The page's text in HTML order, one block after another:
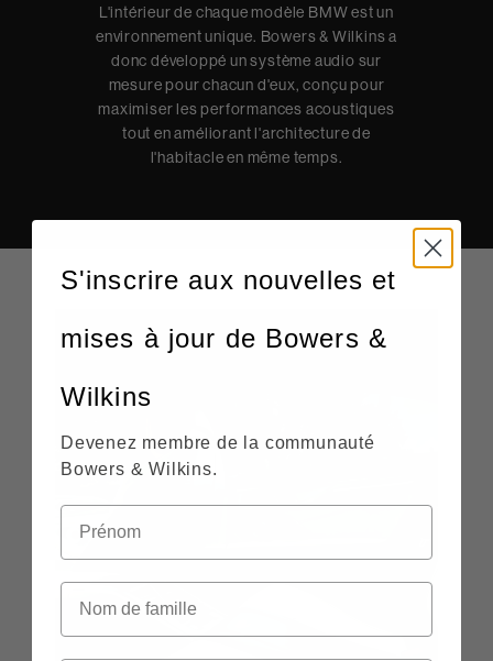
L'intérieur de chaque modèle BMW est un
environnement unique. Bowers & Wilkins a
donc développé un système audio sur
mesure pour chacun d'eux, conçu pour
maximiser les performances acoustiques
tout en améliorant l'architecture de
l'habitacle en même temps.
S'inscrire aux nouvelles et
mises à jour de Bowers &
Wilkins
Devenez membre de la communauté
Bowers & Wilkins.